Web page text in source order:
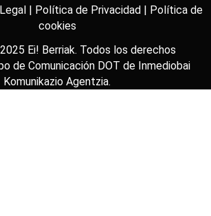
| Política de Privacidad |
Política de
cookies
Ei! Berriak. Todos los derechos
de Comunicación DOT de Inmediobai
Komunikazio Agentzia.